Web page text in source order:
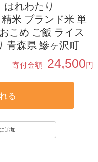
はれわたり
米 ブランド米 単
こめ ご飯 ライス
青森県 鰺ヶ沢町
寄付金額 24,500円
る
追加